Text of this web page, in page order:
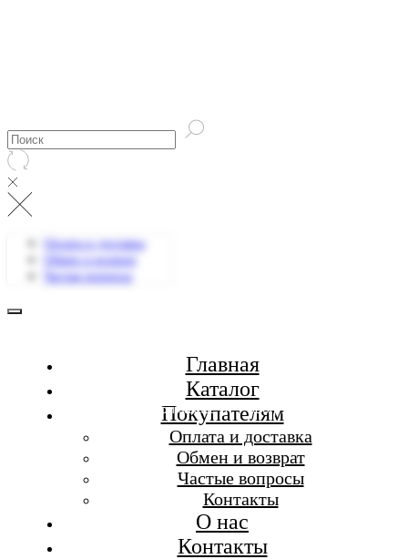
Бесплатная доставка при заказе от 7 000 р.
Оплата и доставка
Обмен и возврат
Частые вопросы
Главная
Каталог
Покупателям
Оплата и доставка
Обмен и возврат
Частые вопросы
Контакты
О нас
Контакты